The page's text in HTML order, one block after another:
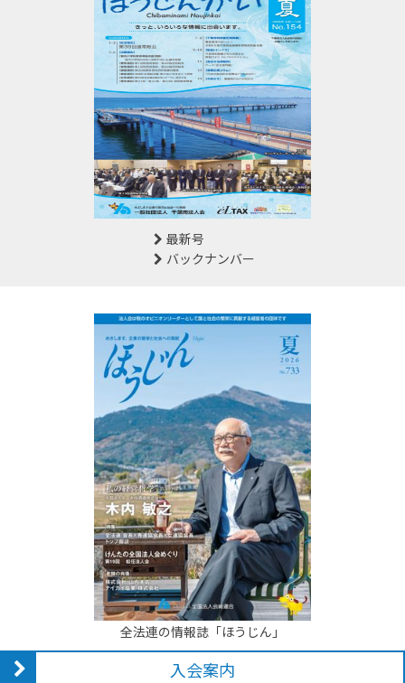
最新号
バックナンバー
全法連の情報誌「ほうじん」
入会案内